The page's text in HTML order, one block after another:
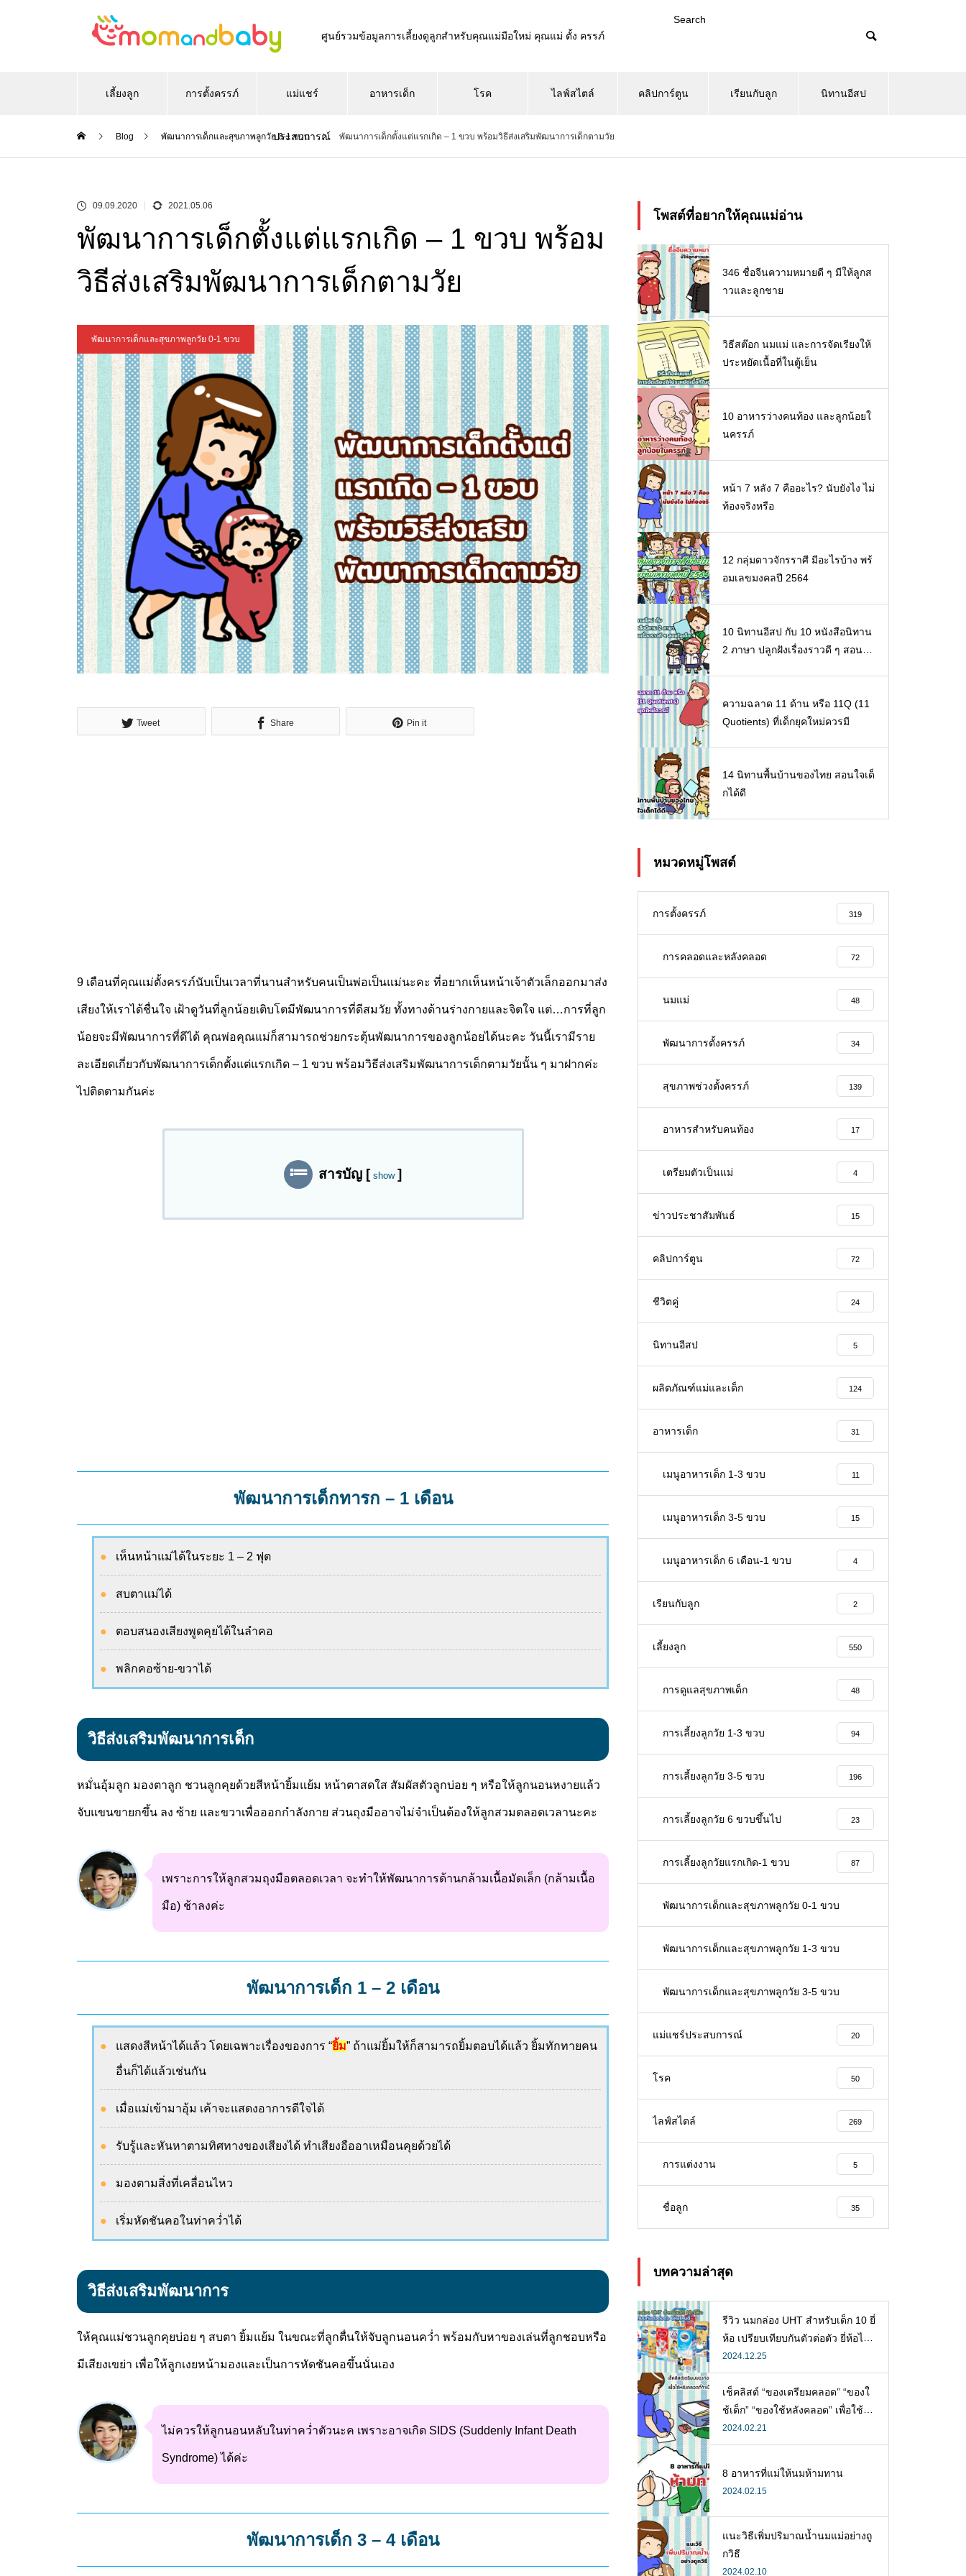
ศูนย์รวมข้อมูลการเลี้ยงดูลูกสำหรับคุณแม่มือใหม่ คุณแม่ ตั้ง ครรภ์
Search
เลี้ยงลูก การตั้งครรภ์ แม่แชร์
ประสบการณ์
อาหารเด็ก โรค ไลฟ์สไตล์ คลิปการ์ตูน เรียนกับลูก นิทานอีสป
Blog พัฒนาการเด็กและสุขภาพลูกวัย 0-1 ขวบ พัฒนาการเด็กตั้งแต่แรกเกิด – 1 ขวบ พร้อมวิธีส่งเสริมพัฒนาการเด็กตามวัย
09.09.2020 2021.05.06
พัฒนาการเด็กตั้งแต่แรกเกิด – 1 ขวบ พร้อม
วิธีส่งเสริมพัฒนาการเด็กตามวัย
พัฒนาการเด็กและสุขภาพลูกวัย 0-1 ขวบ
Tweet Share Pin it
9 เดือนที่คุณแม่ตั้งครรภ์นับเป็นเวลาที่นานสำหรับคนเป็นพ่อเป็นแม่นะคะ ที่อยากเห็นหน้าเจ้าตัวเล็กออกมาส่ง
เสียงให้เราได้ชื่นใจ เฝ้าดูวันที่ลูกน้อยเติบโตมีพัฒนาการที่ดีสมวัย ทั้งทางด้านร่างกายและจิตใจ แต่…การที่ลูก
น้อยจะมีพัฒนาการที่ดีได้ คุณพ่อคุณแม่ก็สามารถช่วยกระตุ้นพัฒนาการของลูกน้อยได้นะคะ วันนี้เรามีราย
ละเอียดเกี่ยวกับพัฒนาการเด็กตั้งแต่แรกเกิด – 1 ขวบ พร้อมวิธีส่งเสริมพัฒนาการเด็กตามวัยนั้น ๆ มาฝากค่ะ
ไปติดตามกันค่ะ
สารบัญ [ show ]
พัฒนาการเด็กทารก – 1 เดือน
เห็นหน้าแม่ได้ในระยะ 1 – 2 ฟุต
สบตาแม่ได้
ตอบสนองเสียงพูดคุยได้ในลำคอ
พลิกคอซ้าย-ขวาได้
วิธีส่งเสริมพัฒนาการเด็ก
หมั่นอุ้มลูก มองตาลูก ชวนลูกคุยด้วยสีหน้ายิ้มแย้ม หน้าตาสดใส สัมผัสตัวลูกบ่อย ๆ หรือให้ลูกนอนหงายแล้ว
จับแขนขายกขึ้น ลง ซ้าย และขวาเพื่อออกกำลังกาย ส่วนถุงมืออาจไม่จำเป็นต้องให้ลูกสวมตลอดเวลานะคะ
เพราะการให้ลูกสวมถุงมือตลอดเวลา จะทำให้พัฒนาการด้านกล้ามเนื้อมัดเล็ก (กล้ามเนื้อ
มือ) ช้าลงค่ะ
พัฒนาการเด็ก 1 – 2 เดือน
แสดงสีหน้าได้แล้ว โดยเฉพาะเรื่องของการ “ยิ้ม” ถ้าแม่ยิ้มให้ก็สามารถยิ้มตอบได้แล้ว ยิ้มทักทายคน
อื่นก็ได้แล้วเช่นกัน
เมื่อแม่เข้ามาอุ้ม เค้าจะแสดงอาการดีใจได้
รับรู้และหันหาตามทิศทางของเสียงได้ ทำเสียงอืออาเหมือนคุยด้วยได้
มองตามสิ่งที่เคลื่อนไหว
เริ่มหัดชันคอในท่าคว่ำได้
วิธีส่งเสริมพัฒนาการ
ให้คุณแม่ชวนลูกคุยบ่อย ๆ สบตา ยิ้มแย้ม ในขณะที่ลูกตื่นให้จับลูกนอนคว่ำ พร้อมกับหาของเล่นที่ลูกชอบหรือ
มีเสียงเขย่า เพื่อให้ลูกเงยหน้ามองและเป็นการหัดชันคอขึ้นนั่นเอง
ไม่ควรให้ลูกนอนหลับในท่าคว่ำตัวนะค เพราะอาจเกิด SIDS (Suddenly Infant Death
Syndrome) ได้ค่ะ
พัฒนาการเด็ก 3 – 4 เดือน
โพสต์ที่อยากให้คุณแม่อ่าน
346 ชื่อจีนความหมายดี ๆ มีให้ลูกส
าวและลูกชาย
วิธีสต๊อก นมแม่ และการจัดเรียงให้
ประหยัดเนื้อที่ในตู้เย็น
10 อาหารว่างคนท้อง และลูกน้อยใ
นครรภ์
หน้า 7 หลัง 7 คืออะไร? นับยังไง ไม่
ท้องจริงหรือ
12 กลุ่มดาวจักรราศี มีอะไรบ้าง พร้
อมเลขมงคลปี 2564
10 นิทานอีสป กับ 10 หนังสือนิทาน
2 ภาษา ปลูกฝังเรื่องราวดี ๆ สอนใจ
ความฉลาด 11 ด้าน หรือ 11Q (11
Quotients) ที่เด็กยุคใหม่ควรมี
14 นิทานพื้นบ้านของไทย สอนใจเด็
กได้ดี
หมวดหมู่โพสต์
การตั้งครรภ์ 319
การคลอดและหลังคลอด 72
นมแม่ 48
พัฒนาการตั้งครรภ์ 34
สุขภาพช่วงตั้งครรภ์ 139
อาหารสําหรับคนท้อง 17
เตรียมตัวเป็นแม่ 4
ข่าวประชาสัมพันธ์ 15
คลิปการ์ตูน 72
ชีวิตคู่ 24
นิทานอีสป 5
ผลิตภัณฑ์แม่และเด็ก 124
อาหารเด็ก 31
เมนูอาหารเด็ก 1-3 ขวบ 11
เมนูอาหารเด็ก 3-5 ขวบ 15
เมนูอาหารเด็ก 6 เดือน-1 ขวบ 4
เรียนกับลูก 2
เลี้ยงลูก 550
การดูแลสุขภาพเด็ก 48
การเลี้ยงลูกวัย 1-3 ขวบ 94
การเลี้ยงลูกวัย 3-5 ขวบ 196
การเลี้ยงลูกวัย 6 ขวบขึ้นไป 23
การเลี้ยงลูกวัยแรกเกิด-1 ขวบ 87
พัฒนาการเด็กและสุขภาพลูกวัย 0-1 ขวบ
พัฒนาการเด็กและสุขภาพลูกวัย 1-3 ขวบ
พัฒนาการเด็กและสุขภาพลูกวัย 3-5 ขวบ
แม่แชร์ประสบการณ์ 20
โรค 50
ไลฟ์สไตล์ 269
การแต่งงาน 5
ชื่อลูก 35
บทความล่าสุด
รีวิว นมกล่อง UHT สำหรับเด็ก 10 ยี่
ห้อ เปรียบเทียบกันตัวต่อตัว ยี่ห้อไห
นดี พร้อมแนะวิธีการเลือกนมกล่องใ
ห้ลูก
2024.12.25
เช็คลิสต์ “ของเตรียมคลอด” “ของใ
ช้เด็ก” “ของใช้หลังคลอด” เพื่อใช้ห
ลังคลอดที่จำเป็น
2024.02.21
8 อาหารที่แม่ให้นมห้ามทาน
2024.02.15
แนะวิธีเพิ่มปริมาณน้ำนมแม่อย่างถู
กวิธี
2024.02.10